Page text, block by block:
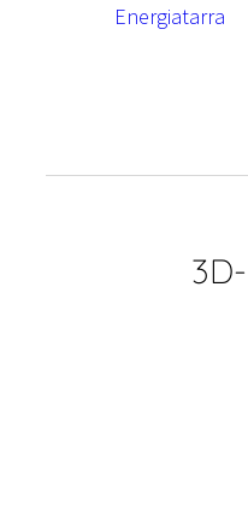
Energiatarra